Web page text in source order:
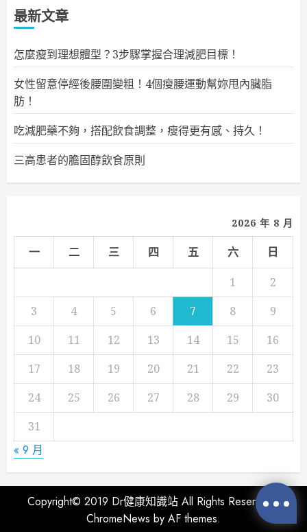
最新文章
怎麼瘦到理想體型？3步驟掌握合理減肥目標！
女性留意停經後腰圍變粗！4個瘦腰運動幫妳甩內臟脂
肪！
吃減肥藥不夠，搭配飲食調整，瘦得更有感、持久！
三高患者的膽固醇飲食原則
2026 年 8 月
一 二 三 四 五 六
日
1
2
3
4 5 6 7 8
9
10
11 12 13 14 15
16
17
18 19 20 21 22
23
24
25 26 27 28 29
30
31
« 9 月
Copyright© 2019 Dr健康知識站 All Rights Reserved|
ChromeNews by AF themes.